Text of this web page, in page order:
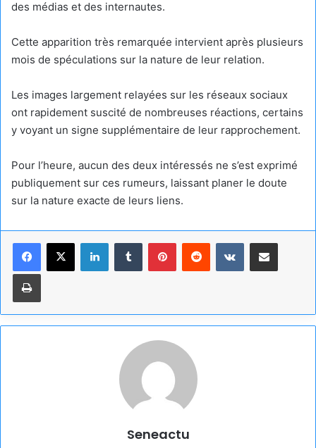
des médias et des internautes.
Cette apparition très remarquée intervient après plusieurs
mois de spéculations sur la nature de leur relation.
Les images largement relayées sur les réseaux sociaux
ont rapidement suscité de nombreuses réactions, certains
y voyant un signe supplémentaire de leur rapprochement.
Pour l’heure, aucun des deux intéressés ne s’est exprimé
publiquement sur ces rumeurs, laissant planer le doute
sur la nature exacte de leurs liens.
LinkedinTumblr PinterestReddit VKontaktePartager par email
Imprimer
Seneactu